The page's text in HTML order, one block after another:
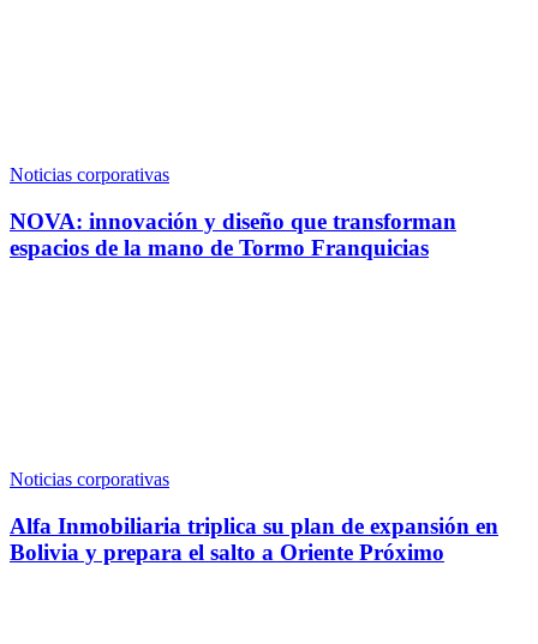
Noticias corporativas
NOVA: innovación y diseño que transforman
espacios de la mano de Tormo Franquicias
Noticias corporativas
Alfa Inmobiliaria triplica su plan de expansión en
Bolivia y prepara el salto a Oriente Próximo